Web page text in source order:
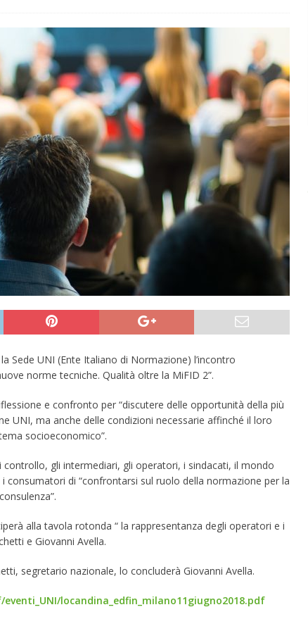
e caregiver: la sfida quotidiana dell’assistenza tra ferie e rinunce
Sede UNI (Ente Italiano di Normazione) l’incontro
norme tecniche. Qualità oltre la MiFID 2”.
e confronto per “discutere delle opportunità della più
UNI, ma anche delle condizioni necessarie affinché il loro
socioeconomico”.
gli intermediari, gli operatori, i sindacati, il mondo
consumatori di “confrontarsi sul ruolo della normazione per la
alla tavola rotonda “ la rappresentanza degli operatori e i
e Giovanni Avella.
segretario nazionale, lo concluderà Giovanni Avella.
locandina_edfin_milano11giugno2018.pdf